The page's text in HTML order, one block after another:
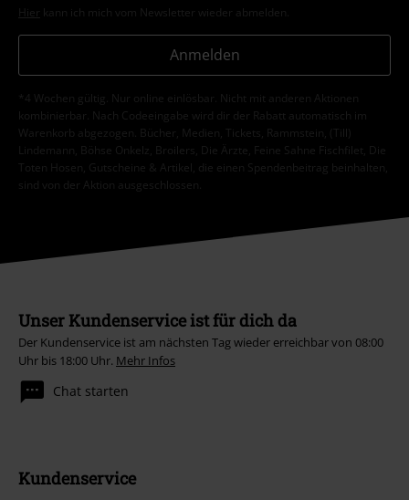
Hier kann ich mich vom Newsletter wieder abmelden.
Anmelden
*4 Wochen gültig. Nur online einlösbar. Nicht mit anderen Aktionen
kombinierbar. Nach Codeeingabe wird dir der Rabatt automatisch im
Warenkorb abgezogen. Bücher, Medien, Tickets, Rammstein, (Till)
Lindemann, Böhse Onkelz, Broilers, Die Ärzte, Feine Sahne Fischfilet, Die
Toten Hosen, Gutscheine & Artikel, die einen Spendenbeitrag beinhalten,
sind von der Aktion ausgeschlossen.
Unser Kundenservice ist für dich da
Der Kundenservice ist am nächsten Tag wieder erreichbar von 08:00
Uhr bis 18:00 Uhr. Mehr Infos
Chat starten
Kundenservice